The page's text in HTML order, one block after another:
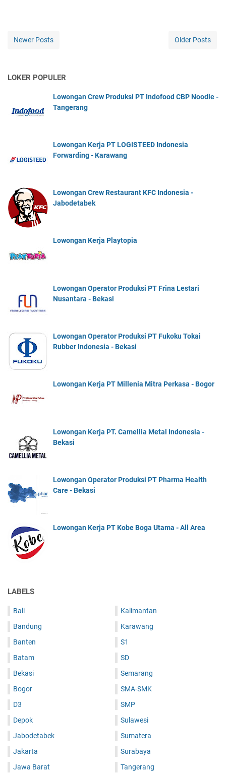
Newer Posts Older Posts
LOKER POPULER
Lowongan Crew Produksi PT Indofood CBP Noodle -
Tangerang
Lowongan Kerja PT LOGISTEED Indonesia
Forwarding - Karawang
Lowongan Crew Restaurant KFC Indonesia -
Jabodetabek
Lowongan Kerja Playtopia
Lowongan Operator Produksi PT Frina Lestari
Nusantara - Bekasi
Lowongan Operator Produksi PT Fukoku Tokai
Rubber Indonesia - Bekasi
Lowongan Kerja PT Millenia Mitra Perkasa - Bogor
Lowongan Kerja PT. Camellia Metal Indonesia -
Bekasi
Lowongan Operator Produksi PT Pharma Health
Care - Bekasi
Lowongan Kerja PT Kobe Boga Utama - All Area
LABELS
Bali
Bandung
Banten
Batam
Bekasi
Bogor
D3
Depok
Jabodetabek
Jakarta
Jawa Barat
Kalimantan
Karawang
S1
SD
Semarang
SMA-SMK
SMP
Sulawesi
Sumatera
Surabaya
Tangerang